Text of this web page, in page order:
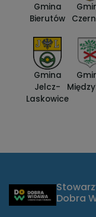
Gmina
Bierutów
Gmina
Jelcz-
Laskowice
Dobra